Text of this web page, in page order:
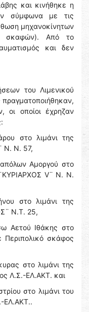
και κινήθηκε η
σύμφωνα με τις
μηχανοκίνητων
σκαφών). Από το
και δεν
του Λιμενικού
οι οποίοι έχρηζαν
στο λιμάνι της
Ν. Ν. 57,
Αμοργού στο
V¨ Ν. Ν.
στο λιμάνι της
Ν.Τ. 25,
Αετού Ιθάκης στο
Περιπολικό σκάφος
στο λιμάνι της
Λ.Σ.-ΕΛ.ΑΚΤ. και
στο λιμάνι του
ΕΛ.ΑΚΤ..